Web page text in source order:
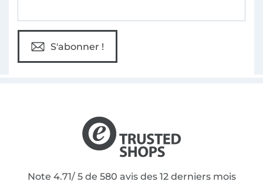
S'abonner !
Note 4.71/ 5 de 580 avis des 12 derniers mois